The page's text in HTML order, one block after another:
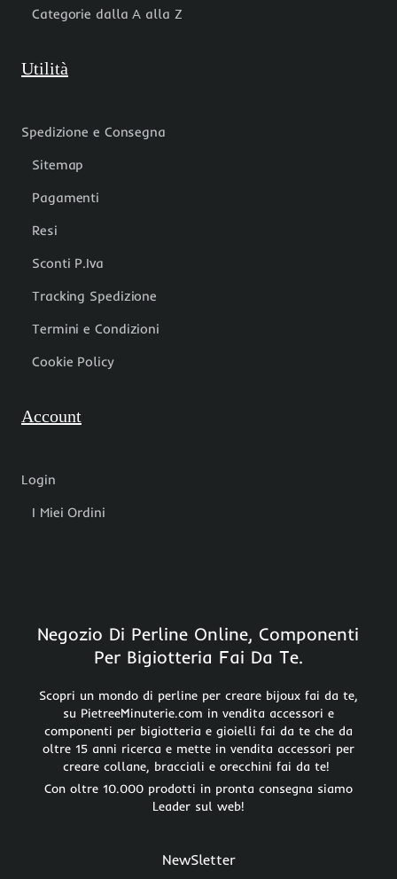
Categorie dalla A alla Z
Utilità
Spedizione e Consegna
Sitemap
Pagamenti
Resi
Sconti P.Iva
Tracking Spedizione
Termini e Condizioni
Cookie Policy
Account
Login
I Miei Ordini
Negozio Di Perline Online, Componenti
Per Bigiotteria Fai Da Te.
Scopri un mondo di perline per creare bijoux fai da te,
su PietreeMinuterie.com in vendita accessori e
componenti per bigiotteria e gioielli fai da te che da
oltre 15 anni ricerca e mette in vendita accessori per
creare collane, bracciali e orecchini fai da te!
Con oltre 10.000 prodotti in pronta consegna siamo
Leader sul web!
NewSletter